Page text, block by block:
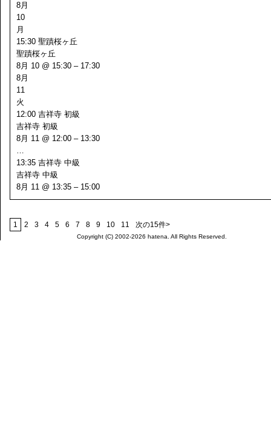
8月
10
月
15:30 聖蹟桜ヶ丘
聖蹟桜ヶ丘
8月 10 @ 15:30 – 17:30
8月
11
火
12:00 吉祥寺 初級
吉祥寺 初級
8月 11 @ 12:00 – 13:30
…
13:35 吉祥寺 中級
吉祥寺 中級
8月 11 @ 13:35 – 15:00
1 2 3 4 5 6 7 8 9 10 11 次の15件>
Copyright (C) 2002-2026 hatena. All Rights Reserved.